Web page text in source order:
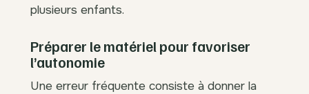
plusieurs enfants.
Préparer le matériel pour favoriser
l’autonomie
Une erreur fréquente consiste à donner la